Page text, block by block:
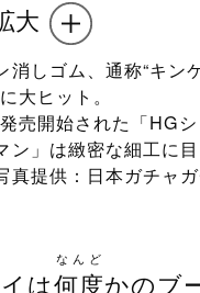
大
消しゴム、通称“キン
大ヒット。
売開始された「HG
ン」は緻密な細工に
真提供：日本ガチャ
は何度
なんど
かのブ